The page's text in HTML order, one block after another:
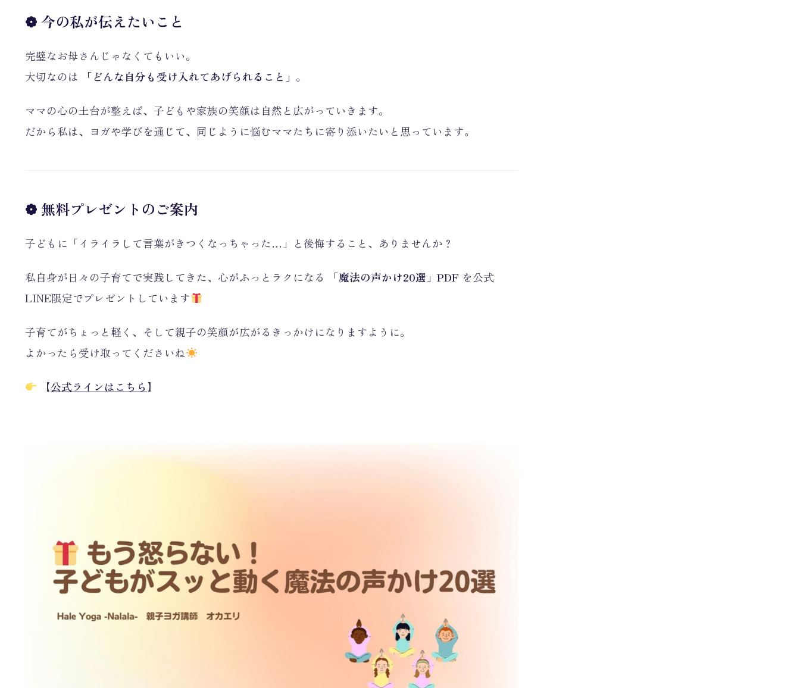
❁ 今の私が伝えたいこと
完璧なお母さんじゃなくてもいい。
大切なのは
「どんな自分も受け入れてあげられること」 。
ママの心の土台が整えば、子どもや家族の笑顔は自然と広がっていきます。
だから私は、ヨガや学びを通じて、同じように悩むママたちに寄り添いたいと思っています。
❁ 無料プレゼントのご案内
子どもに「イライラして言葉がきつくなっちゃった…」と後悔すること、ありませんか？
私自身が日々の子育てで実践してきた、心がふっとラクになる 「魔法の声かけ20選」PDF を公式
LINE限定でプレゼントしています
子育てがちょっと軽く、そして親子の笑顔が広がるきっかけになりますように。
よかったら受け取ってくださいね
【公式ラインはこちら 】